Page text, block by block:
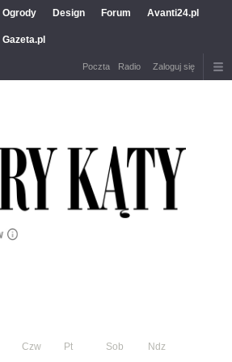
Ogrody Design Forum Avanti24.pl
Gazeta.pl
Poczta Radio Zaloguj się
Czw Pt Sob Ndz